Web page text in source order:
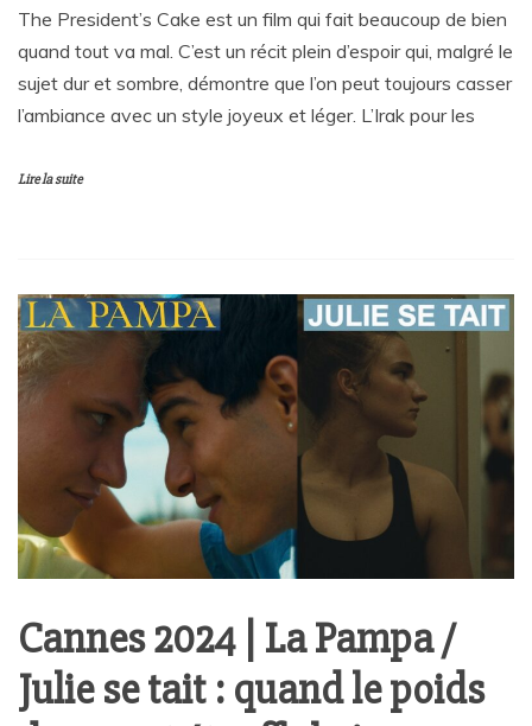
The President’s Cake est un film qui fait beaucoup de bien
quand tout va mal. C’est un récit plein d’espoir qui, malgré le
sujet dur et sombre, démontre que l’on peut toujours casser
l’ambiance avec un style joyeux et léger. L’Irak pour les
Lire la suite
Cannes 2024 | La Pampa /
Julie se tait : quand le poids